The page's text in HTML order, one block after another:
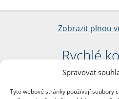
Spravovat
Tyto webové stránky používají soubory
Zobrazit plnou
Rychlé
Filozofická
nám. Jana